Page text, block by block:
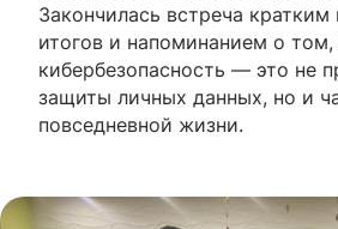
Закончилась встреча
итогов и напоминанием о том,
кибербезопасность — это не
защиты личных данных, но и
повседневной жизни.